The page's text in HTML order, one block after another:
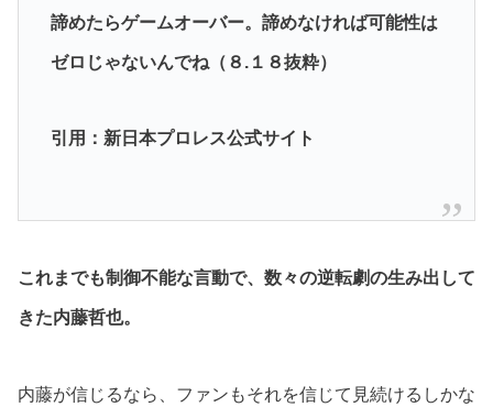
諦めたらゲームオーバー。諦めなければ可能性は
ゼロじゃないんでね（８.１８抜粋）
引用：新日本プロレス公式サイト
これまでも制御不能な言動で、数々の逆転劇の生み出して
きた内藤哲也。
内藤が信じるなら、ファンもそれを信じて見続けるしかな